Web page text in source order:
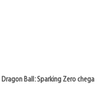
Ball: Sparking Zero chega